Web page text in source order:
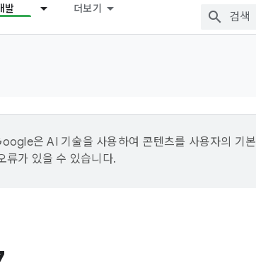
발 더보기
은 AI 기술을 사용하여 콘텐츠를 사용자의 기
류가 있을 수 있습니다.